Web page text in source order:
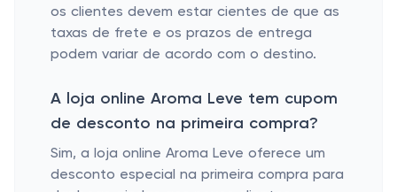
os clientes devem estar cientes de que as
taxas de frete e os prazos de entrega
podem variar de acordo com o destino.
A loja online Aroma Leve tem cupom
de desconto na primeira compra?
Sim, a loja online Aroma Leve oferece um
desconto especial na primeira compra para